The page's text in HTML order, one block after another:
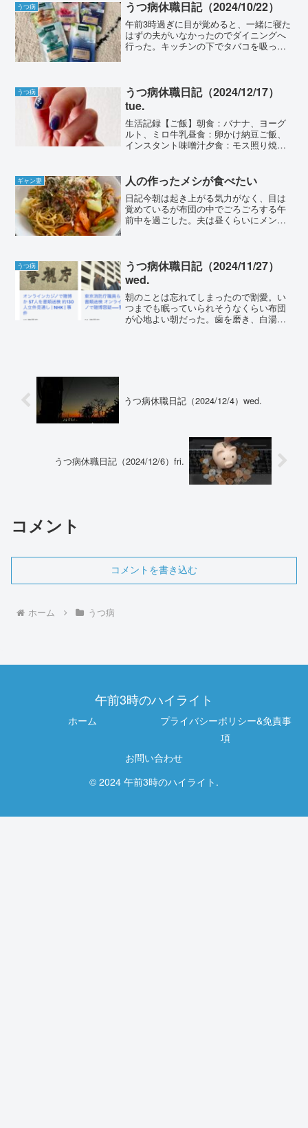
りが記録されていて苦...
うつ病 うつ病休職日記（2024/10/22）
午前3時過ぎに目が覚めると、一緒に寝た
はずの夫がいなかったのでダイニングへ
行った。キッチンの下でタバコを吸って
ントに演者として...
うつ病
うつ病休職日記（2024/12/17）
tue.
生活記録【ご飯】朝食：バナナ、ヨーグ
ルト、ミロ牛乳昼食：卵かけ納豆ご飯、
インスタント味噌汁夕食：モス照り焼き
れてしまったので割愛。以下ポケスリ睡
眠記録（前回比）----...
ギャン妻 人の作ったメシが食べたい
日記今朝は起き上がる気力がなく、目は
覚めているが布団の中でごろごろする午
前中を過ごした。夫は昼くらいにメンタ
仕事も忙しく、タバコの消...
うつ病
うつ病休職日記（2024/11/27）
wed.
朝のことは忘れてしまったので割愛。い
つまでも眠っていられそうなくらい布団
が心地よい朝だった。歯を磨き、白湯を
うつ病休職日記（2024/12/4）wed.
うつ病休職日記（2024/12/6）fri.
コメント
コメントを書き込む
ホーム うつ病
午前3時のハイライト
ホーム
プライバシーポリシー&免責事
項
お問い合わせ
© 2024 午前3時のハイライト.